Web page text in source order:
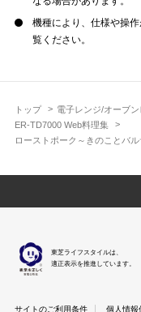
トップ 電子レンジ/オーブン
ER-TD7000 Web料理集
ローストポーク～きのことバ
機種により、仕様や操
覧ください。
東芝ライフスタイルは、
適正表示を推進しています。
サイトのご利用条件 個人情報